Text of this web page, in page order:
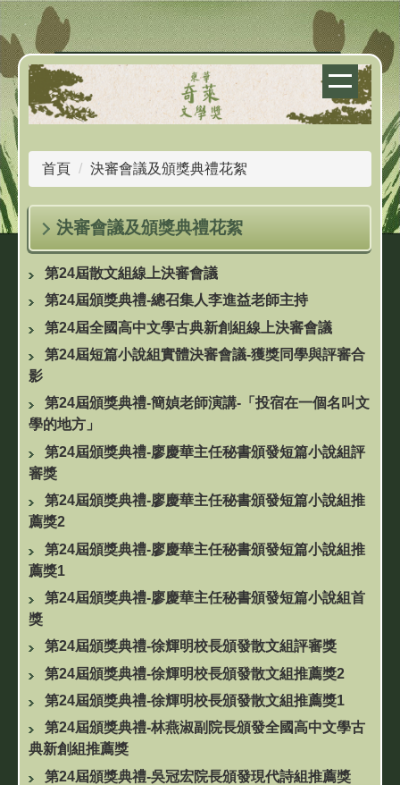
跳
到
主
要
內
容
區
首頁
決審會議及頒獎典禮花絮
決審會議及頒獎典禮花絮
第24屆散文組線上決審會議
第24屆頒獎典禮-總召集人李進益老師主持
第24屆全國高中文學古典新創組線上決審會議
第24屆短篇小說組實體決審會議-獲獎同學與評審合
影
第24屆頒獎典禮-簡媜老師演講-「投宿在一個名叫文
學的地方」
第24屆頒獎典禮-廖慶華主任秘書頒發短篇小說組評
審獎
第24屆頒獎典禮-廖慶華主任秘書頒發短篇小說組推
薦獎2
第24屆頒獎典禮-廖慶華主任秘書頒發短篇小說組推
薦獎1
第24屆頒獎典禮-廖慶華主任秘書頒發短篇小說組首
獎
第24屆頒獎典禮-徐輝明校長頒發散文組評審獎
第24屆頒獎典禮-徐輝明校長頒發散文組推薦獎2
第24屆頒獎典禮-徐輝明校長頒發散文組推薦獎1
第24屆頒獎典禮-林燕淑副院長頒發全國高中文學古
典新創組推薦獎
第24屆頒獎典禮-吳冠宏院長頒發現代詩組推薦獎